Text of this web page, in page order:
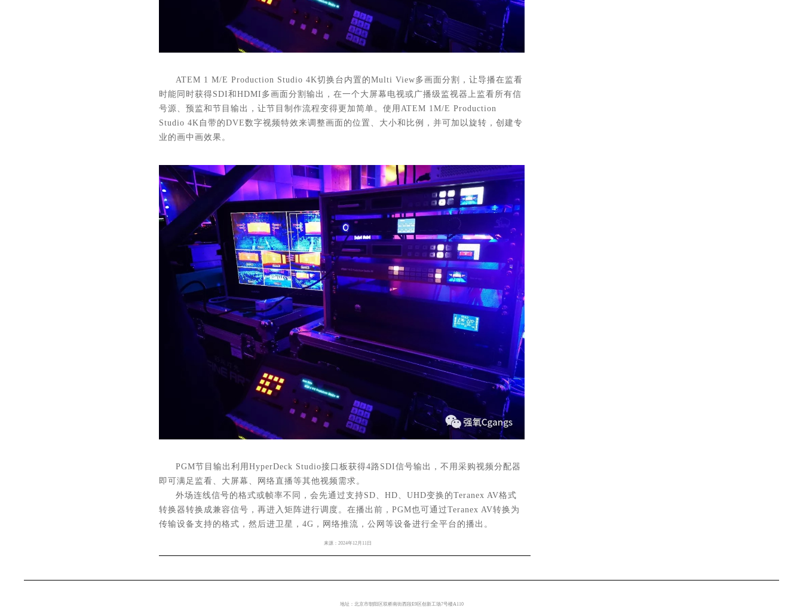
ATEM 1 M/E Production Studio 4K切换台内置的Multi View多画面分割，让导播在监看
时能同时获得SDI和HDMI多画面分割输出，在一个大屏幕电视或广播级监视器上监看所有信
号源、预监和节目输出，让节目制作流程变得更加简单。使用ATEM 1M/E Production
Studio 4K自带的DVE数字视频特效来调整画面的位置、大小和比例，并可加以旋转，创建专
业的画中画效果。
PGM节目输出利用HyperDeck Studio接口板获得4路SDI信号输出，不用采购视频分配器
即可满足监看、大屏幕、网络直播等其他视频需求。
外场连线信号的格式或帧率不同，会先通过支持SD、HD、UHD变换的Teranex AV格式
转换器转换成兼容信号，再进入矩阵进行调度。在播出前，PGM也可通过Teranex AV转换为
传输设备支持的格式，然后进卫星，4G，网络推流，公网等设备进行全平台的播出。
来源：2024年12月11日
地址：北京市朝阳区双桥南街西段E9区创新工场7号楼A110